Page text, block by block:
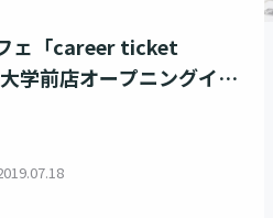
ェ「career ticket
学前店オープニングイベ
ート